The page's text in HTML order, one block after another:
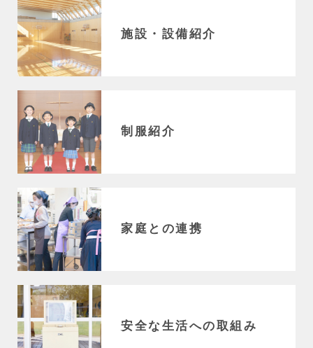
施設・設備紹介
制服紹介
家庭との連携
安全な生活への取組み